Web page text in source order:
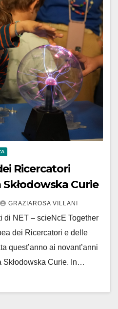
Ricercatori
Curie
GRAZIAROSA VILLANI
di NET – scieNcE Together
dei Ricercatori e delle
quest’anno ai novant’anni
Skłodowska Curie. In…